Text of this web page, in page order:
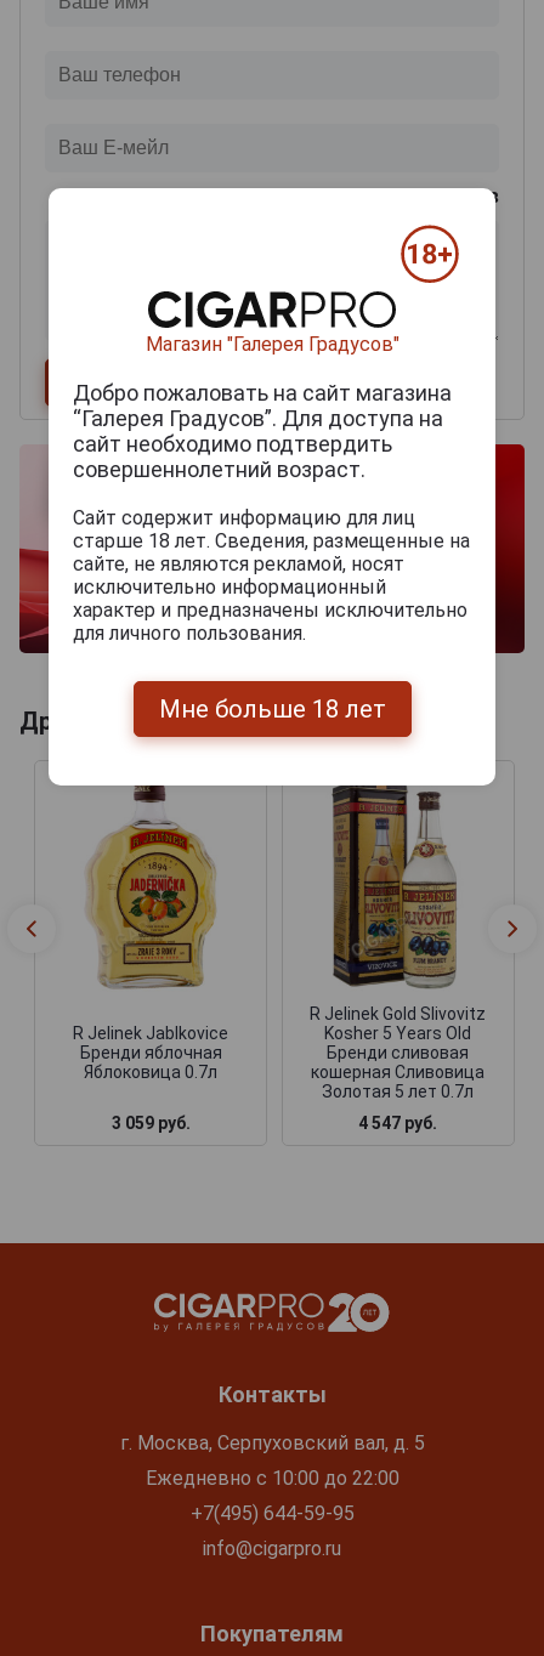
0из 2000 знаков
Другие продукты бренда R.JELINEK
R Jelinek Jablkovice
Бренди яблочная
Яблоковица 0.7л
3 059 руб.
R Jelinek Gold Slivovitz
Kosher 5 Years Old
Бренди сливовая
кошерная Сливовица
Золотая 5 лет 0.7л
4 547 руб.
Контакты
г. Москва, Серпуховский вал, д. 5
Ежедневно с 10:00 до 22:00
+7(495) 644-59-95
info@cigarpro.ru
Покупателям
Магазин "Галерея Градусов"
Добро пожаловать на сайт магазина
“Галерея Градусов”. Для доступа на
сайт необходимо подтвердить
совершеннолетний возраст.
Сайт содержит информацию для лиц
старше 18 лет. Сведения, размещенные на
сайте, не являются рекламой, носят
исключительно информационный
характер и предназначены исключительно
для личного пользования.
Мне больше 18 лет